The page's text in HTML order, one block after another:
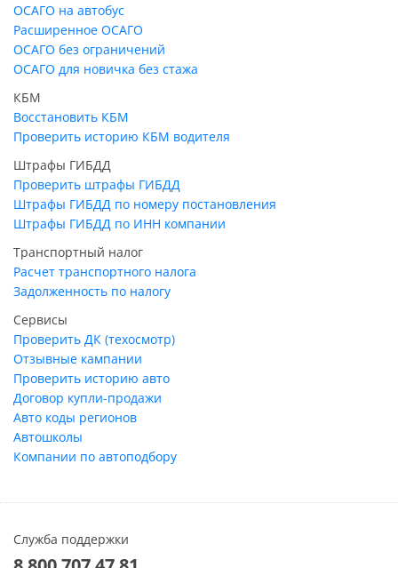
ОСАГО на автобус
Расширенное ОСАГО
ОСАГО без ограничений
ОСАГО для новичка без стажа
КБМ
Восстановить КБМ
Проверить историю КБМ водителя
Штрафы ГИБДД
Проверить штрафы ГИБДД
Штрафы ГИБДД по номеру постановления
Штрафы ГИБДД по ИНН компании
Транспортный налог
Расчет транспортного налога
Задолженность по налогу
Сервисы
Проверить ДК (техосмотр)
Отзывные кампании
Проверить историю авто
Договор купли-продажи
Авто коды регионов
Автошколы
Компании по автоподбору
Служба поддержки